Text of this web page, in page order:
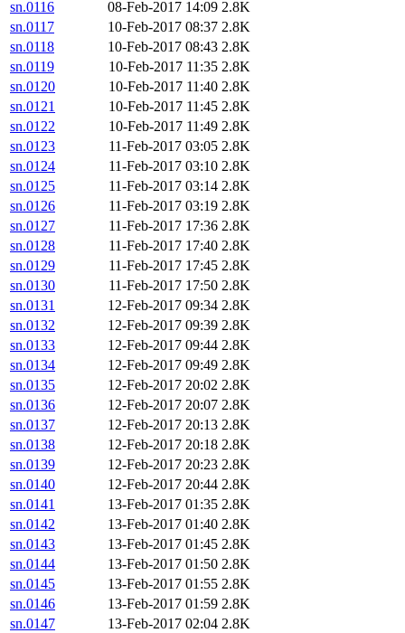
sn.0116 08-Feb-2017 14:09 2.8K
sn.0117
10-Feb-2017 08:37 2.8K
sn.0118
10-Feb-2017 08:43 2.8K
sn.0119
10-Feb-2017 11:35 2.8K
sn.0120
10-Feb-2017 11:40 2.8K
sn.0121
10-Feb-2017 11:45 2.8K
sn.0122
10-Feb-2017 11:49 2.8K
sn.0123
11-Feb-2017 03:05 2.8K
sn.0124
11-Feb-2017 03:10 2.8K
sn.0125
11-Feb-2017 03:14 2.8K
sn.0126
11-Feb-2017 03:19 2.8K
sn.0127
11-Feb-2017 17:36 2.8K
sn.0128
11-Feb-2017 17:40 2.8K
sn.0129
11-Feb-2017 17:45 2.8K
sn.0130
11-Feb-2017 17:50 2.8K
sn.0131
12-Feb-2017 09:34 2.8K
sn.0132
12-Feb-2017 09:39 2.8K
sn.0133
12-Feb-2017 09:44 2.8K
sn.0134
12-Feb-2017 09:49 2.8K
sn.0135
12-Feb-2017 20:02 2.8K
sn.0136
12-Feb-2017 20:07 2.8K
sn.0137
12-Feb-2017 20:13 2.8K
sn.0138
12-Feb-2017 20:18 2.8K
sn.0139
12-Feb-2017 20:23 2.8K
sn.0140
12-Feb-2017 20:44 2.8K
sn.0141
13-Feb-2017 01:35 2.8K
sn.0142
13-Feb-2017 01:40 2.8K
sn.0143
13-Feb-2017 01:45 2.8K
sn.0144
13-Feb-2017 01:50 2.8K
sn.0145
13-Feb-2017 01:55 2.8K
sn.0146
13-Feb-2017 01:59 2.8K
sn.0147
13-Feb-2017 02:04 2.8K